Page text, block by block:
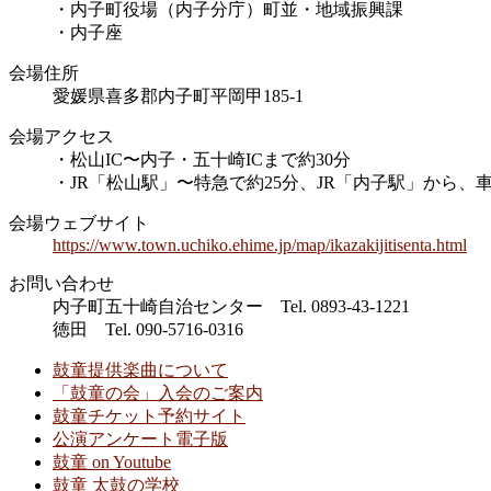
・内子町役場（内子分庁）町並・地域振興課
・内子座
会場住所
愛媛県喜多郡内子町平岡甲185-1
会場アクセス
・松山IC〜内子・五十崎ICまで約30分
・JR「松山駅」〜特急で約25分、JR「内子駅」から、
会場ウェブサイト
https://www.town.uchiko.ehime.jp/map/ikazakijitisenta.html
お問い合わせ
内子町五十崎自治センター Tel. 0893-43-1221
徳田 Tel. 090-5716-0316
鼓童提供楽曲について
「鼓童の会」入会のご案内
鼓童チケット予約サイト
公演アンケート電子版
鼓童 on Youtube
鼓童 太鼓の学校